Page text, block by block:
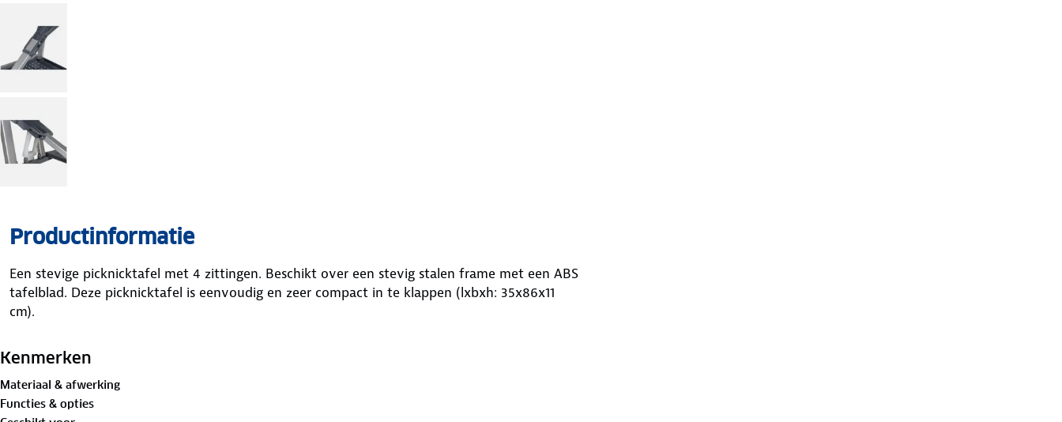
Productinformatie
Een stevige picknicktafel met 4 zittingen. Beschikt over een stevig stalen frame met een ABS
tafelblad. Deze picknicktafel is eenvoudig en zeer compact in te klappen (lxbxh: 35x86x11
cm).
Kenmerken
Materiaal & afwerking
Functies & opties